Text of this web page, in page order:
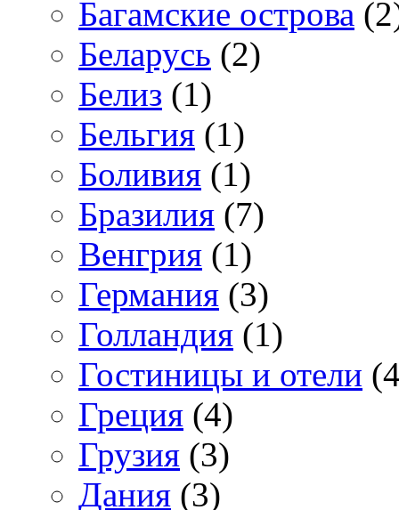
Багамские острова
Беларусь (2)
Белиз (1)
Бельгия (1)
Боливия (1)
Бразилия (7)
Венгрия (1)
Германия (3)
Голландия (1)
Гостиницы и отели
Греция (4)
Грузия (3)
Дания (3)